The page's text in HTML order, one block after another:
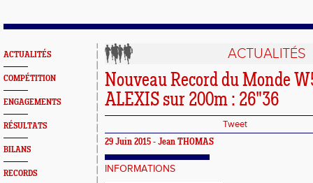
ACTUALITÉS
COMPÉTITION
ENGAGEMENTS
RÉSULTATS
BILANS
RECORDS
ACTUALITÉS
Nouveau Record du Monde
ALEXIS sur 200m : 26"36
Tweet
29 Juin 2015 - Jean THOMAS
INFORMATIONS